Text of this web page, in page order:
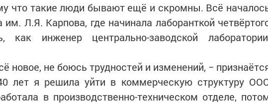
что такие люди бывают ещё и скромны. Всё
им. Л.Я. Карпова, где начинала лаборанткой
как инженер центрально-заводской
новое, не боюсь трудностей и изменений, −
лет я решила уйти в коммерческую структуру
в производственно-техническом отделе,